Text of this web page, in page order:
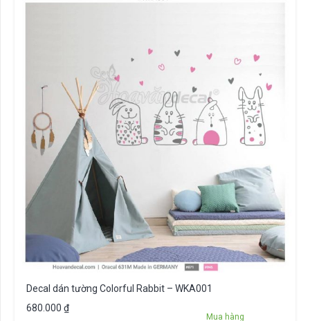
Decal dán tường Colorful Rabbit – WKA001
680.000 ₫
Mua hàng